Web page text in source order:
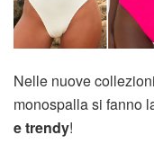
Nelle nuove
monospalla si fanno
e trendy!